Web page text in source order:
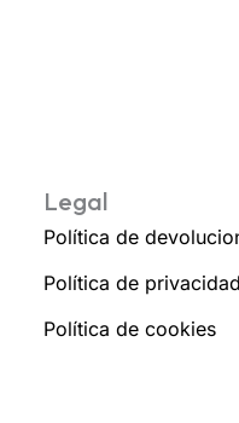
Legal
Política de
Política de privacidad
Política de cookies